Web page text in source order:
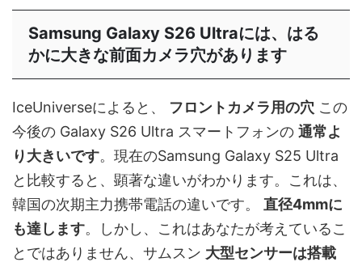
Samsung Galaxy S26 Ultraには、はる
かに大きな前面カメラ穴があります
IceUniverseによると、 フロントカメラ用の穴 この
今後の Galaxy S26 Ultra スマートフォンの 通常よ
り大きいです。現在のSamsung Galaxy S25 Ultra
と比較すると、顕著な違いがわかります。これは、
韓国の次期主力携帯電話の違いです。 直径4mmに
も達します。しかし、これはあなたが考えているこ
とではありません、サムスン 大型センサーは搭載